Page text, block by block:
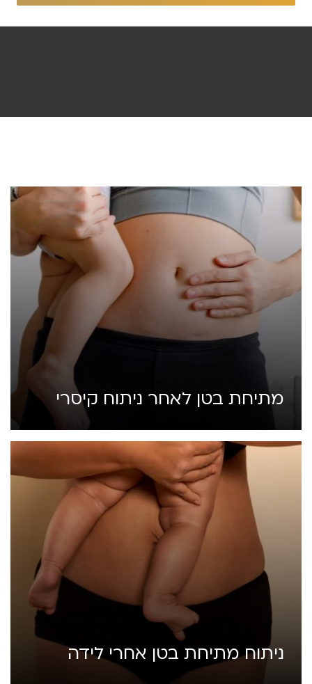
מתיחת בטן לאחר ניתוח קיסרי
ניתוח מתיחת בטן אחרי לידה